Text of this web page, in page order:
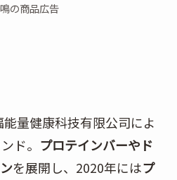
の商品広告
量健康科技有限公司によ
ド。 プロテインバーやド
を展開し、2020年にはプ